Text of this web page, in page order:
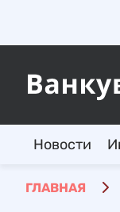
Новости
ГЛАВНАЯ